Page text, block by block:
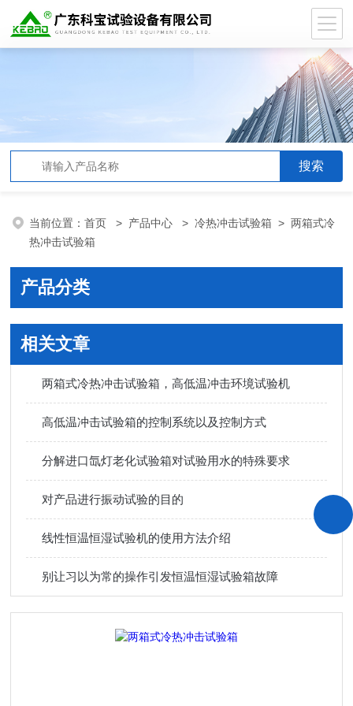
当前位置：首页 > 产品中心 >冷热冲击试验箱 >两箱式冷
热冲击试验箱
产品分类
相关文章
两箱式冷热冲击试验箱，高低温冲击环境试验机
高低温冲击试验箱的控制系统以及控制方式
分解进口氙灯老化试验箱对试验用水的特殊要求
对产品进行振动试验的目的
线性恒温恒湿试验机的使用方法介绍
别让习以为常的操作引发恒温恒湿试验箱故障